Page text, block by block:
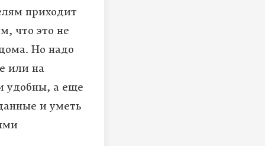
приходит
что это не
Но надо
или на
удобны, а еще
и уметь